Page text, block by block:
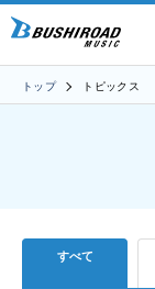
トップ トピックス
すべて